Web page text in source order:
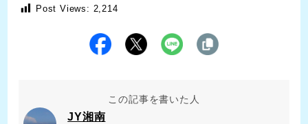
Post Views: 2,214
この記事を書いた人
JY湘南